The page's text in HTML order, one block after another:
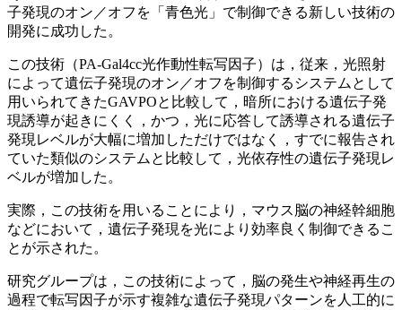
子発現のオン／オフを「青色光」で制御できる新しい技術の
開発に成功した。
この技術（PA-Gal4cc光作動性転写因子）は，従来，光照射
によって遺伝子発現のオン／オフを制御するシステムとして
用いられてきたGAVPOと比較して，暗所における遺伝子発
現誘導が起きにくく，かつ，光に応答して誘導される遺伝子
発現レベルが大幅に増加しただけではなく，すでに報告され
ていた類似のシステムと比較して，光依存性の遺伝子発現レ
ベルが増加した。
実際，この技術を用いることにより，マウス脳の神経幹細胞
などにおいて，遺伝子発現を光により効率良く制御できるこ
とが示された。
研究グループは，この技術によって，脳の発生や神経再生の
過程で転写因子が示す複雑な遺伝子発現パターンを人工的に